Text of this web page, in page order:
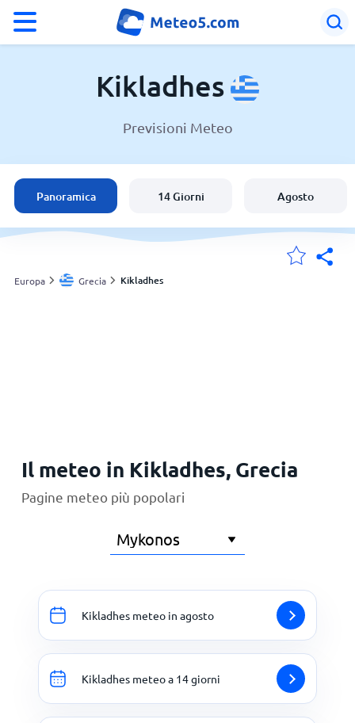
Grecia
Italia
Svizzera
Kikladhes
Previsioni Meteo
Panoramica 14 Giorni Agosto
Europa Grecia Kikladhes
Il meteo in Kikladhes, Grecia
Pagine meteo più popolari
Kikladhes meteo in agosto
Kikladhes meteo a 14 giorni